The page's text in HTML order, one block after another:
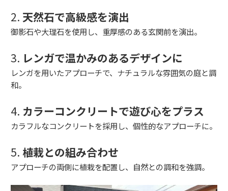
2. 天然石で高級感を演出
御影石や大理石を使用し、重厚感のある玄関前を演出。
3. レンガで温かみのあるデザインに
レンガを用いたアプローチで、ナチュラルな雰囲気の庭と調
和。
4. カラーコンクリートで遊び心をプラス
カラフルなコンクリートを採用し、個性的なアプローチに。
5. 植栽との組み合わせ
アプローチの両側に植栽を配置し、自然との調和を強調。